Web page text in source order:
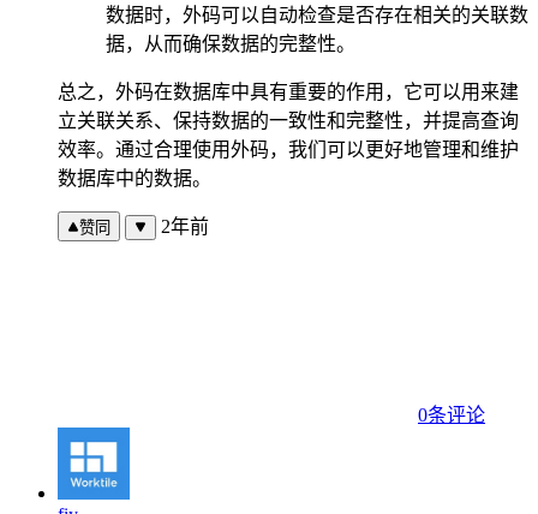
数据时，外码可以自动检查是否存在相关的关联数
据，从而确保数据的完整性。
总之，外码在数据库中具有重要的作用，它可以用来建
立关联关系、保持数据的一致性和完整性，并提高查询
效率。通过合理使用外码，我们可以更好地管理和维护
数据库中的数据。
赞同 2年前
0条评论